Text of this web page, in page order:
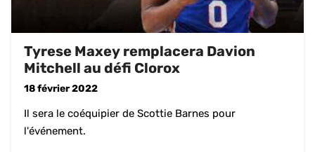
Tyrese Maxey remplacera Davion
Mitchell au défi Clorox
18 février 2022
Il sera le coéquipier de Scottie Barnes pour
l'événement.